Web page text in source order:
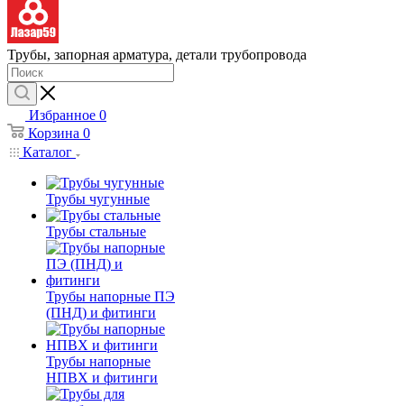
Трубы, запорная арматура, детали трубопровода
Избранное 0
Корзина 0
Каталог
Трубы чугунные
Трубы стальные
Трубы напорные ПЭ
(ПНД) и фитинги
Трубы напорные
НПВХ и фитинги